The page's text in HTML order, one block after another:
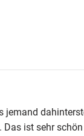
jemand
ist sehr